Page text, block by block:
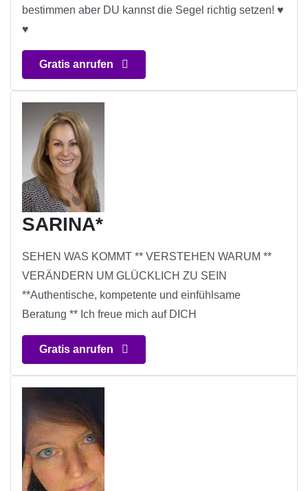
bestimmen aber DU kannst die Segel richtig setzen! ♥
♥
Gratis anrufen
SARINA*
SEHEN WAS KOMMT ** VERSTEHEN WARUM **
VERÄNDERN UM GLÜCKLICH ZU SEIN
**Authentische, kompetente und einfühlsame
Beratung ** Ich freue mich auf DICH
Gratis anrufen